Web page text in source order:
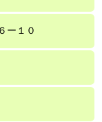
ー１０